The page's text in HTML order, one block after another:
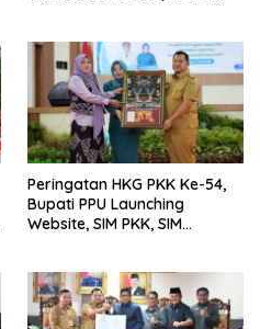
Peringatan HKG PKK Ke-54,
Bupati PPU Launching
Website, SIM PKK, SIM